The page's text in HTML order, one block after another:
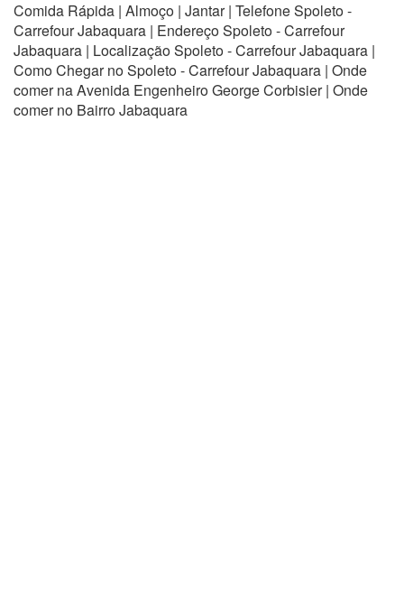
Comida Rápida | Almoço | Jantar | Telefone Spoleto -
Carrefour Jabaquara | Endereço Spoleto - Carrefour
Jabaquara | Localização Spoleto - Carrefour Jabaquara |
Como Chegar no Spoleto - Carrefour Jabaquara | Onde
comer na Avenida Engenheiro George Corbisier | Onde
comer no Bairro Jabaquara